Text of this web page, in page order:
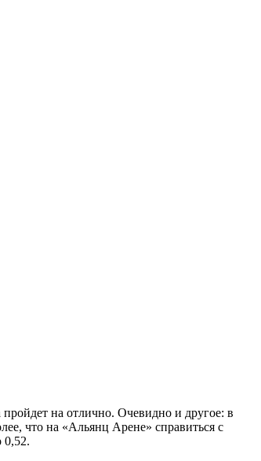
на отлично. Очевидно и другое: в
что на «Альянц Арене» справиться с
0,52.